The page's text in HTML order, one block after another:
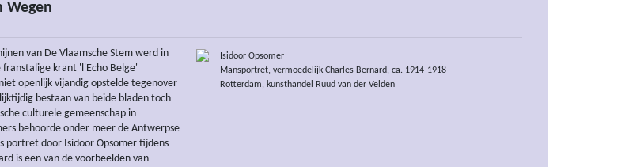
Wegen
van De Vlaamsche Stem werd in
krant 'l'Echo Belge'
openlijk vijandig opstelde tegenover
bestaan van beide bladen toch
culturele gemeenschap in
behoorde onder meer de Antwerpse
portret door Isidoor Opsomer tijdens
is een van de voorbeelden van
Isidoor Opsomer
Mansportret, vermoedelijk Charles Bernard, ca. 1914-1918
Rotterdam, kunsthandel Ruud van der Velden